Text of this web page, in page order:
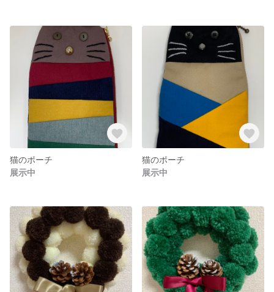
猫のポーチ
展示中
猫のポーチ
展示中